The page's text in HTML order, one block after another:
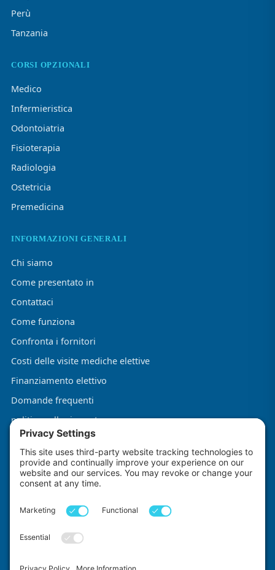
Perù
Tanzania
CORSI OPZIONALI
Medico
Infermieristica
Odontoiatria
Fisioterapia
Radiologia
Ostetricia
Premedicina
INFORMAZIONI GENERALI
Chi siamo
Come presentato in
Contattaci
Come funziona
Confronta i fornitori
Costi delle visite mediche elettive
Finanziamento elettivo
Domande frequenti
politica sulla riservatezza
Termini e condizioni
Informativa sui cookie